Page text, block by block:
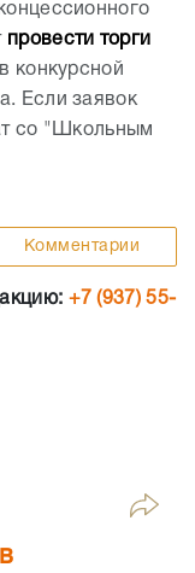
провести торги
конкурсной
Если заявок
со "Школьным
Комментарии
+7 (937) 55-